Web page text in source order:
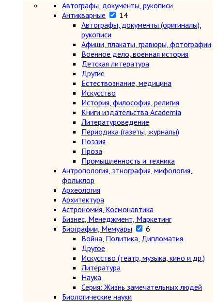
Автографы, документы, рукописи
Антикварные
14
Автографы, документы (оригиналы),
рукописи
Афиши, плакаты, гравюры, фотографии
Военное дело, военная история
Детская литература
Другие
Естествознание, медицина
Искусство
История, философия, религия
Книги издательства Academia
Литературоведение
Периодика (газеты, журналы)
Поэзия
Проза
Промышленность и техника
Антропология, этнография, мифология,
фольклор
Археология
Архитектура
Астрономия, Космонавтика
Бизнес, Менеджмент, Маркетинг
Биографии, Мемуары
6
Война, Политика, Дипломатия
Другое
Искусство (театр, музыка, кино и др.)
Литература
Наука
Серия: Жизнь замечательных людей
Биологические науки